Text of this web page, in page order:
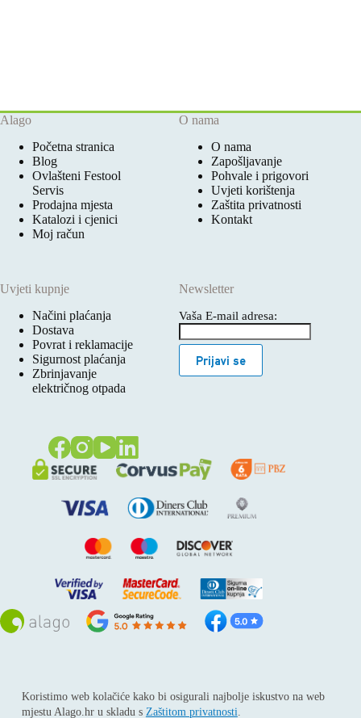
Koristimo web kolačiće kako bi osigurali najbolje iskustvo na web
mjestu Alago.hr u skladu s Zaštitom privatnosti.
Alago
Početna stranica
Blog
Ovlašteni Festool
Servis
Prodajna mjesta
Katalozi i cjenici
Moj račun
O nama
O nama
Zapošljavanje
Pohvale i prigovori
Uvjeti korištenja
Zaštita privatnosti
Kontakt
Uvjeti kupnje
Načini plaćanja
Dostava
Povrat i reklamacije
Sigurnost plaćanja
Zbrinjavanje
električnog otpada
Newsletter
Vaša E-mail adresa:
Prijavi se
Sva prava pridržana © 2026
Alago
ALAGO d.o.o. trgovina, usluge i zastupanje stranih tvrtki /